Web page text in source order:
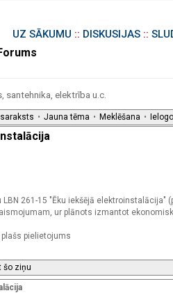
UZ SĀKUMU :: DISKUSIJAS::
santehnika, elektrība u.c.
• Jauna tēma • Meklēšana •
261-15 "Ēku iekšējā
ur plānots izmantot
pielietojums
šo ziņu